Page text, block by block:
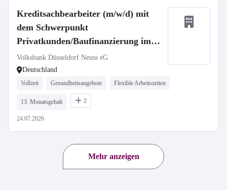
Kreditsachbearbeiter (m/w/d) mit
dem Schwerpunkt
Privatkunden/Baufinanzierung im
Bestandsgeschäft
Volksbank Düsseldorf Neuss eG
Deutschland
Vollzeit Gesundheitsangebote Flexible Arbeitszeiten
13. Monatsgehalt 2
24.07.2026
Mehr anzeigen